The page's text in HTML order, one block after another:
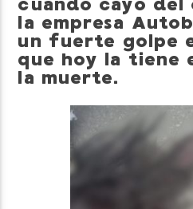
cuando cayó
la empresa
un fuerte golpe
que hoy la tiene
la muerte.